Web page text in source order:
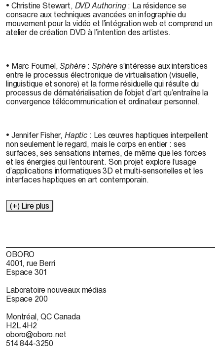
• Christine Stewart, DVD Authoring: La résidence se
consacre aux techniques avancées en infographie du
mouvement pour la vidéo et l’intégration web et comprend un
atelier de création DVD à l’intention des artistes.
• Marc Fournel,Sphère: Sphère s’intéresse aux interstices
entre le processus électronique de virtualisation (visuelle,
linguistique et sonore) et la forme résiduelle qui résulte du
processus de dématérialisation de l’objet d’art qu’entraîne la
convergence télécommunication et ordinateur personnel.
• Jennifer Fisher, Haptic: Les œuvres haptiques interpellent
non seulement le regard, mais le corps en entier : ses
surfaces, ses sensations internes, de même que les forces
et les énergies qui l’entourent. Son projet explore l’usage
d’applications informatiques 3D et multi-sensorielles et les
interfaces haptiques en art contemporain.
(+) Lire plus
OBORO
4001, rue Berri
Espace 301
Laboratoire nouveaux médias
Espace 200
Montréal, QC Canada
H2L 4H2
oboro@oboro.net
514 844-3250